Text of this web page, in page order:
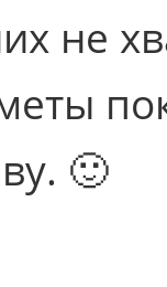
не
🙂